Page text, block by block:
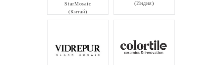
StarMosaic
(Китай)
(Индия)